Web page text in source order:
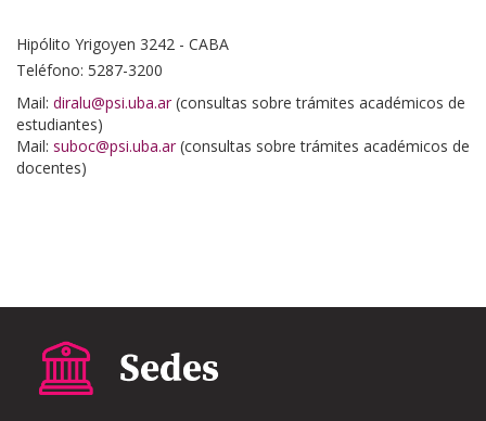
Hipólito Yrigoyen 3242 - CABA
Teléfono: 5287-3200
Mail: diralu@psi.uba.ar (consultas sobre trámites académicos de
estudiantes)
Mail: suboc@psi.uba.ar (consultas sobre trámites académicos de
docentes)